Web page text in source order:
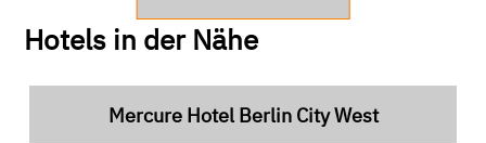
Hotels in der Nähe
Mercure Hotel Berlin City West